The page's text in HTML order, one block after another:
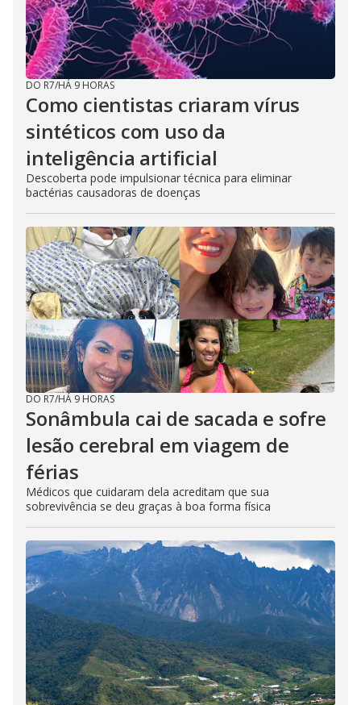
DO R7/HÁ 9 HORAS
Como cientistas criaram vírus
sintéticos com uso da
inteligência artificial
Descoberta pode impulsionar técnica para eliminar
bactérias causadoras de doenças
DO R7/HÁ 9 HORAS
Sonâmbula cai de sacada e sofre
lesão cerebral em viagem de
férias
Médicos que cuidaram dela acreditam que sua
sobrevivência se deu graças à boa forma física